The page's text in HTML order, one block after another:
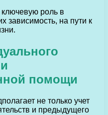
ключевую роль в
зависимость, на пути к
помощи
не только учет
и предыдущего